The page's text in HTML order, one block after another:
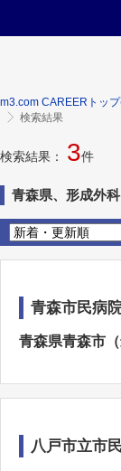
m3.com CAREERトッ
検索結果
検索結果： 3件
青森県、形成外
青森市民病
青森県青森市
八戸市立市